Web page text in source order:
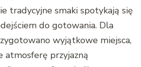
tradycyjne smaki spotykają się
do gotowania. Dla
wyjątkowe miejsca,
atmosferę przyjazną